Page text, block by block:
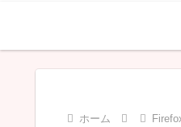
ホーム